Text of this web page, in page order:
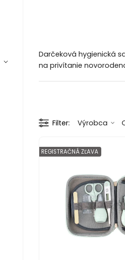
Darčeková hygienická
na privítanie
Filter Výrobca
REGISTRAČNÁ ZĽAVA